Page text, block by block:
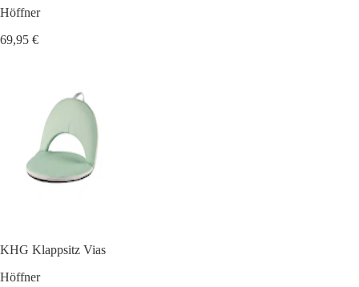
Höffner
69,95 €
KHG Klappsitz Vias
Höffner